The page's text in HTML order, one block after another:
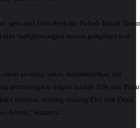
personel Unit Reskrim Polsek Binjai Timur
lalu menginterogasi semua penghuni kos-
seorang saksi, membenarkan dia
membongkar bagasi adalah Ede dan
lainnya, masing-masing Eka dan Dena
kosan,” katanya.